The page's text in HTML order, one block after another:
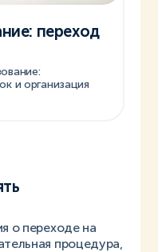
переход
и организация
о переходе на
процедура,